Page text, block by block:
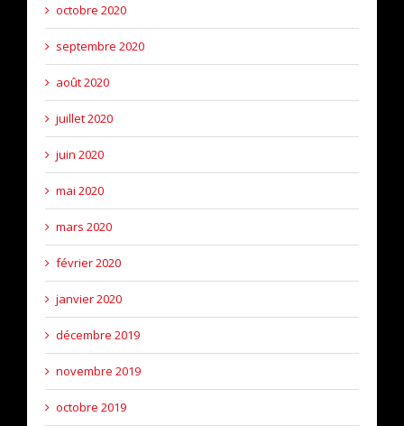
octobre 2020
septembre 2020
août 2020
juillet 2020
juin 2020
mai 2020
mars 2020
février 2020
janvier 2020
décembre 2019
novembre 2019
octobre 2019